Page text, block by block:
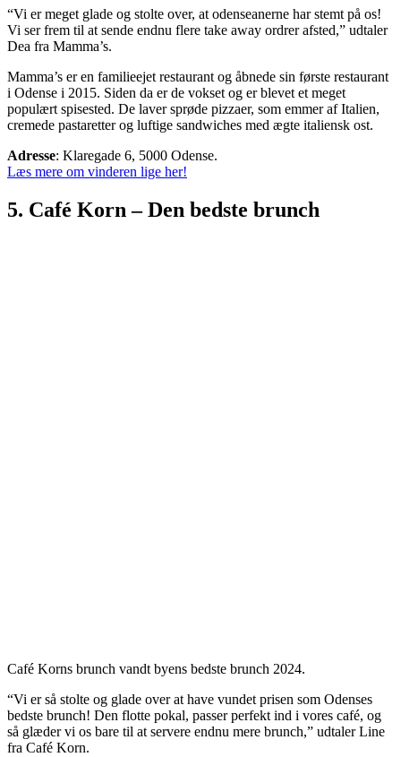
“Vi er meget glade og stolte over, at odenseanerne har stemt på os!
Vi ser frem til at sende endnu flere take away ordrer afsted,” udtaler
Dea fra Mamma’s.
Mamma’s er en familieejet restaurant og åbnede sin første restaurant
i Odense i 2015. Siden da er de vokset og er blevet et meget
populært spisested. De laver sprøde pizzaer, som emmer af Italien,
cremede pastaretter og luftige sandwiches med ægte italiensk ost.
Adresse: Klaregade 6, 5000 Odense.
Læs mere om vinderen lige her!
5. Café Korn – Den bedste brunch
Café Korns brunch vandt byens bedste brunch 2024.
“Vi er så stolte og glade over at have vundet prisen som Odenses
bedste brunch! Den flotte pokal, passer perfekt ind i vores café, og
så glæder vi os bare til at servere endnu mere brunch,” udtaler Line
fra Café Korn.